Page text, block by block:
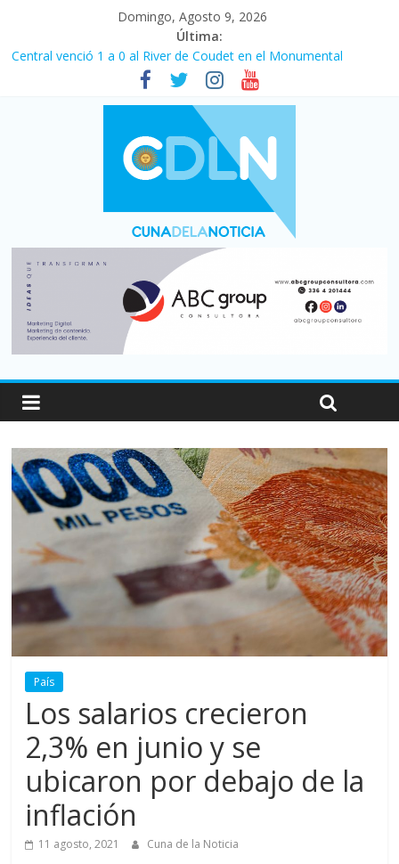
Domingo, Agosto 9, 2026
Última:
Central venció 1 a 0 al River de Coudet en el Monumental
La morosidad alcanzó su nivel más alto en dos décadas y ya
afecta a 400 mil deudores en Santa Fe
Desde que asumió Milei cerraron 41.000 kioscos: el sector
denuncia crisis como en 2001
Vacaciones de invierno con más movimiento y consumo
turístico: 4,6 millones de personas viajaron por el país, un 5,9%
Fuerte caída de la venta de autos usados en julio: bajó un 12,6%
País
Los salarios crecieron
2,3% en junio y se
ubicaron por debajo de la
inflación
11 agosto, 2021 Cuna de la Noticia